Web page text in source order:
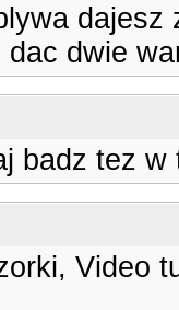
dwie
badz tez
Video